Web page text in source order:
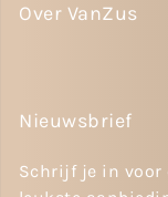
Over VanZus
Nieuwsbrief
Schrijf je in voor